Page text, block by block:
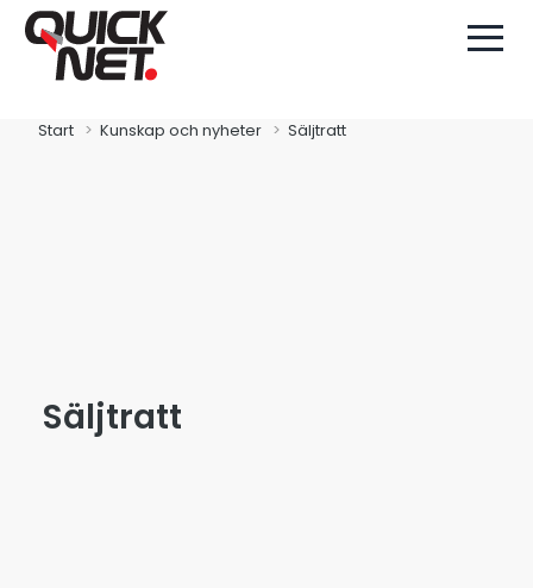
Start Kunskap och nyheter Säljtratt
Säljtratt